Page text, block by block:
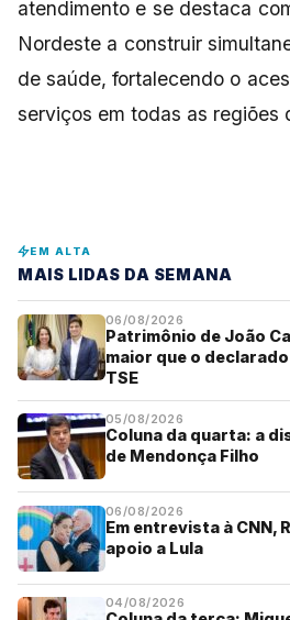
atendimento e se destaca
Nordeste a construir
de saúde, fortalecendo o
serviços em todas as regiões
EM ALTA
MAIS LIDAS DA SEMANA
06/08/2026
Patrimônio de João
maior que o
TSE
05/08/2026
Coluna da quarta: a
de Mendonça Filho
06/08/2026
Em entrevista à CNN,
apoio a Lula
04/08/2026